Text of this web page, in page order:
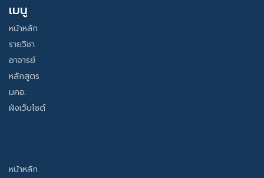
เมนู
หน้าหลัก
รายวิชา
อาจารย์
หลักสูตร
มคอ.
ผังเว็บไซต์
หน้าหลัก